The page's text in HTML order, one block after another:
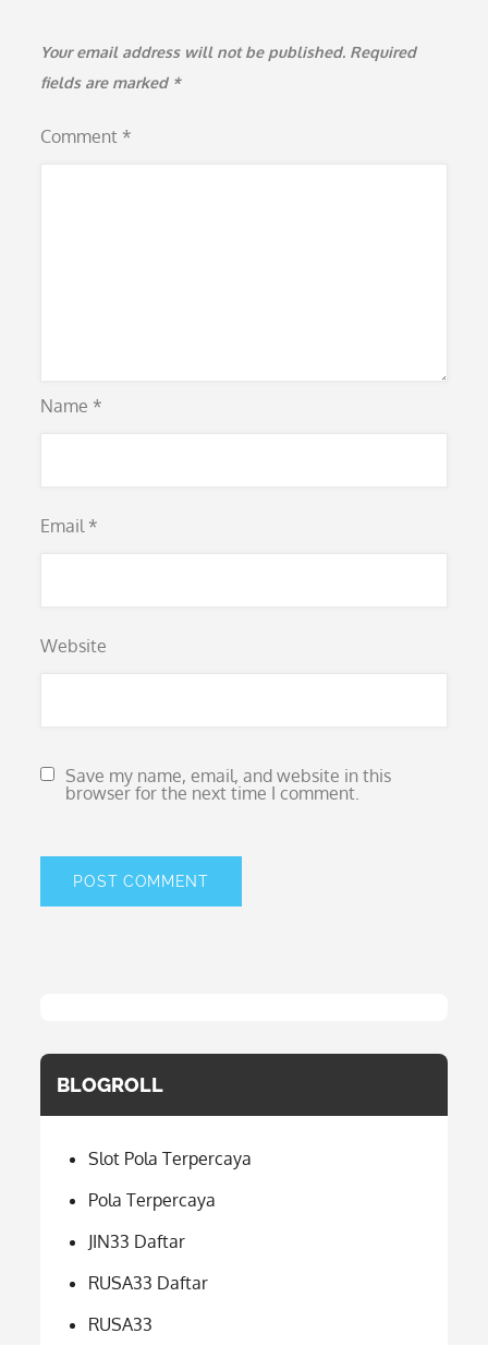
Your email address will not be published. Required
fields are marked *
Comment *
Name *
Email *
Website
Save my name, email, and website in this
browser for the next time I comment.
BLOGROLL
Slot Pola Terpercaya
Pola Terpercaya
JIN33 Daftar
RUSA33 Daftar
RUSA33